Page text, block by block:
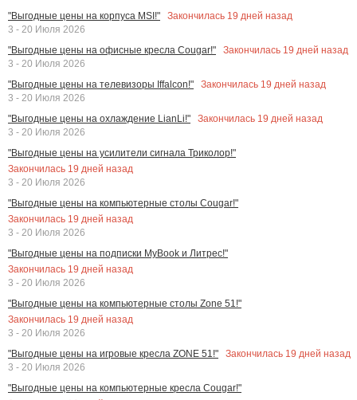
"Выгодные цены на корпуса MSI!"
Закончилась 19 дней назад
3 - 20 Июля 2026
"Выгодные цены на офисные кресла Cougar!"
Закончилась 19 дней назад
3 - 20 Июля 2026
"Выгодные цены на телевизоры Iffalcon!"
Закончилась 19 дней назад
3 - 20 Июля 2026
"Выгодные цены на охлаждение LianLi!"
Закончилась 19 дней назад
3 - 20 Июля 2026
"Выгодные цены на усилители сигнала Триколор!"
Закончилась 19 дней назад
3 - 20 Июля 2026
"Выгодные цены на компьютерные столы Cougar!"
Закончилась 19 дней назад
3 - 20 Июля 2026
"Выгодные цены на подписки MyBook и Литрес!"
Закончилась 19 дней назад
3 - 20 Июля 2026
"Выгодные цены на компьютерные столы Zone 51!"
Закончилась 19 дней назад
3 - 20 Июля 2026
"Выгодные цены на игровые кресла ZONE 51!"
Закончилась 19 дней назад
3 - 20 Июля 2026
"Выгодные цены на компьютерные кресла Cougar!"